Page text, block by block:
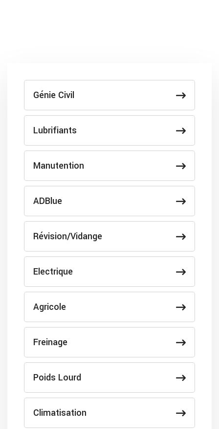
Génie Civil
Lubrifiants
Manutention
ADBlue
Révision/Vidange
Electrique
Agricole
Freinage
Poids Lourd
Climatisation